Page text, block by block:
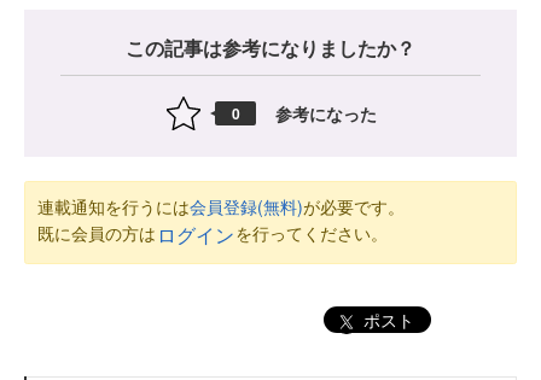
この記事は参考になりましたか？
0 参考になった
連載通知を行うには会員登録(無料)が必要です。
既に会員の方は ログインを行ってください。
ポスト